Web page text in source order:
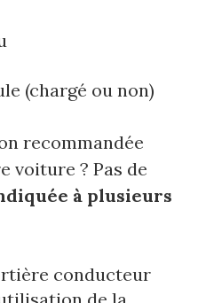
(chargé ou non)
recommandée
voiture ? Pas de
à plusieurs
conducteur